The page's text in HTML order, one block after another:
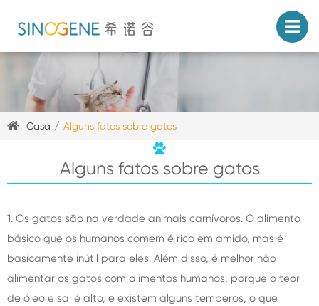
Casa Alguns fatos sobre gatos
Alguns fatos sobre gatos
1. Os gatos são na verdade animais carnívoros. O alimento
básico que os humanos comem é rico em amido, mas é
basicamente inútil para eles. Além disso, é melhor não
alimentar os gatos com alimentos humanos, porque o teor
de óleo e sal é alto, e existem alguns temperos, o que